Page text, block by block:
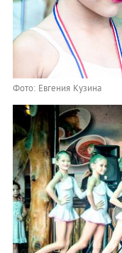
Фото: Евгения Кузина